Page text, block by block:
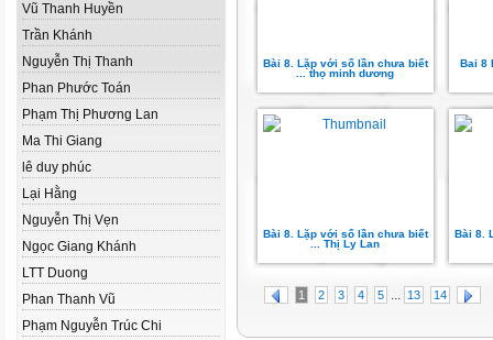
Vũ Thanh Huyền
Trần Khánh
Nguyễn Thị Thanh
Phan Phước Toán
Phạm Thị Phương Lan
Ma Thi Giang
lê duy phúc
Lại Hằng
Nguyễn Thị Vẹn
Ngọc Giang Khánh
LTT Duong
Phan Thanh Vũ
Phạm Nguyễn Trúc Chi
Bài 8. Lặp với số lần chưa biết
... thọ minh dương
Bai 8
Bài 8. Lặp với số lần chưa biết
... Thị Ly Lan
Bài 8.
1 2 3 4 5 ... 13 14